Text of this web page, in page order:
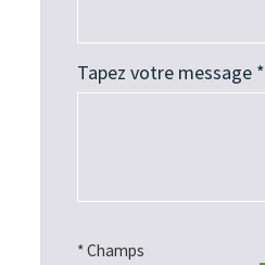
Tapez votre message *
* Champs